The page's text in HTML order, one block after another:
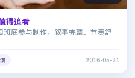
得追看
班底参与制作，叙事完整、节奏舒
2016-05-21